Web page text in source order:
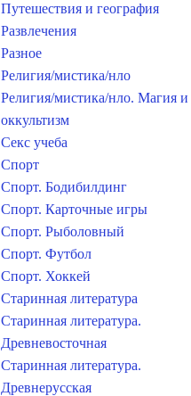
Путешествия и география
Развлечения
Разное
Религия/мистика/нло
Религия/мистика/нло. Магия и
оккультизм
Секс учеба
Спорт
Спорт. Бодибилдинг
Спорт. Карточные игры
Спорт. Рыболовный
Спорт. Футбол
Спорт. Хоккей
Старинная литература
Старинная литература.
Древневосточная
Старинная литература.
Древнерусская